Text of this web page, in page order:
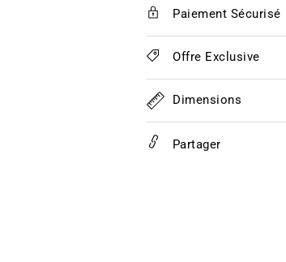
445g
-
Pepe
445g
-
Pepe
Paiement Sécurisé
Offre Exclusive
Dimensions
Partager